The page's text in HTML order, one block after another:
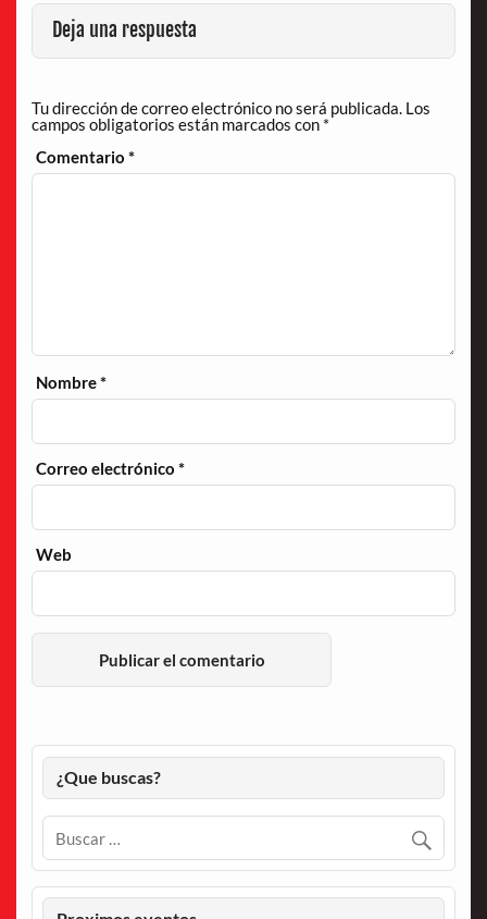
Deja una respuesta
Tu dirección de correo electrónico no será publicada. Los
campos obligatorios están marcados con *
Comentario*
Nombre*
Correo electrónico*
Web
¿Que buscas?